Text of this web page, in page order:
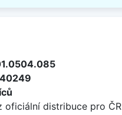
oficiální distribuce pro ČR